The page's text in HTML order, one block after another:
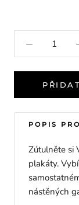
POPIS
Zútulněte si
plakáty.
nástěných